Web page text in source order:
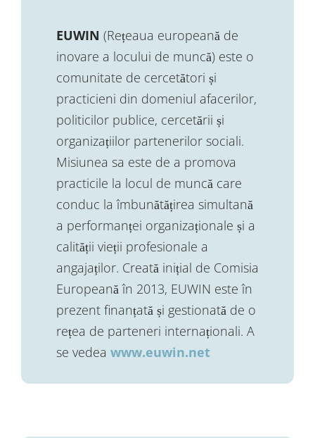
EUWIN (Rețeaua europeană de
inovare a locului de muncă) este o
comunitate de cercetători și
practicieni din domeniul afacerilor,
politicilor publice, cercetării și
organizațiilor partenerilor sociali.
Misiunea sa este de a promova
practicile la locul de muncă care
conduc la îmbunătățirea simultană
a performanței organizaționale și a
calității vieții profesionale a
angajaților. Creată inițial de Comisia
Europeană în 2013, EUWIN este în
prezent finanțată și gestionată de o
rețea de parteneri internaționali. A
se vedea www.euwin.net